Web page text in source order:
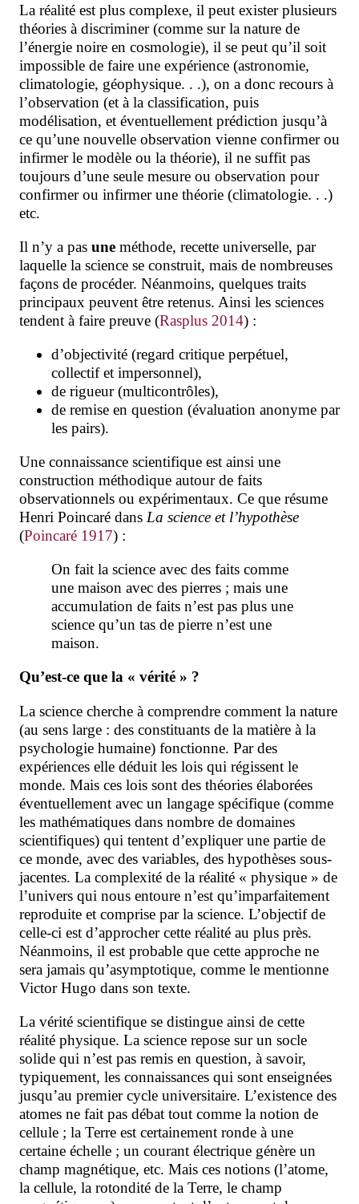
La réalité est plus complexe, il peut exister plusieurs
théories à discriminer (comme sur la nature de
l’énergie noire en cosmologie), il se peut qu’il soit
impossible de faire une expérience (astronomie,
climatologie, géophysique. . .), on a donc recours à
l’observation (et à la classification, puis
modélisation, et éventuellement prédiction jusqu’à
ce qu’une nouvelle observation vienne confirmer ou
infirmer le modèle ou la théorie), il ne suffit pas
toujours d’une seule mesure ou observation pour
confirmer ou infirmer une théorie (climatologie. . .)
etc.
Il n’y a pas une méthode, recette universelle, par
laquelle la science se construit, mais de nombreuses
façons de procéder. Néanmoins, quelques traits
principaux peuvent être retenus. Ainsi les sciences
tendent à faire preuve (Rasplus 2014) :
d’objectivité (regard critique perpétuel,
collectif et impersonnel),
de rigueur (multicontrôles),
de remise en question (évaluation anonyme par
les pairs).
Une connaissance scientifique est ainsi une
construction méthodique autour de faits
observationnels ou expérimentaux. Ce que résume
Henri Poincaré dans La science et l’hypothèse
(Poincaré 1917) :
On fait la science avec des faits comme
une maison avec des pierres ; mais une
accumulation de faits n’est pas plus une
science qu’un tas de pierre n’est une
maison.
Qu’est-ce que la « vérité » ?
La science cherche à comprendre comment la nature
(au sens large : des constituants de la matière à la
psychologie humaine) fonctionne. Par des
expériences elle déduit les lois qui régissent le
monde. Mais ces lois sont des théories élaborées
éventuellement avec un langage spécifique (comme
les mathématiques dans nombre de domaines
scientifiques) qui tentent d’expliquer une partie de
ce monde, avec des variables, des hypothèses sous-
jacentes. La complexité de la réalité « physique » de
l’univers qui nous entoure n’est qu’imparfaitement
reproduite et comprise par la science. L’objectif de
celle-ci est d’approcher cette réalité au plus près.
Néanmoins, il est probable que cette approche ne
sera jamais qu’asymptotique, comme le mentionne
Victor Hugo dans son texte.
La vérité scientifique se distingue ainsi de cette
réalité physique. La science repose sur un socle
solide qui n’est pas remis en question, à savoir,
typiquement, les connaissances qui sont enseignées
jusqu’au premier cycle universitaire. L’existence des
atomes ne fait pas débat tout comme la notion de
cellule ; la Terre est certainement ronde à une
certaine échelle ; un courant électrique génère un
champ magnétique, etc. Mais ces notions (l’atome,
la cellule, la rotondité de la Terre, le champ